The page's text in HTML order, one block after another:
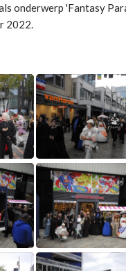
onderwerp 'Fantasy
2022.